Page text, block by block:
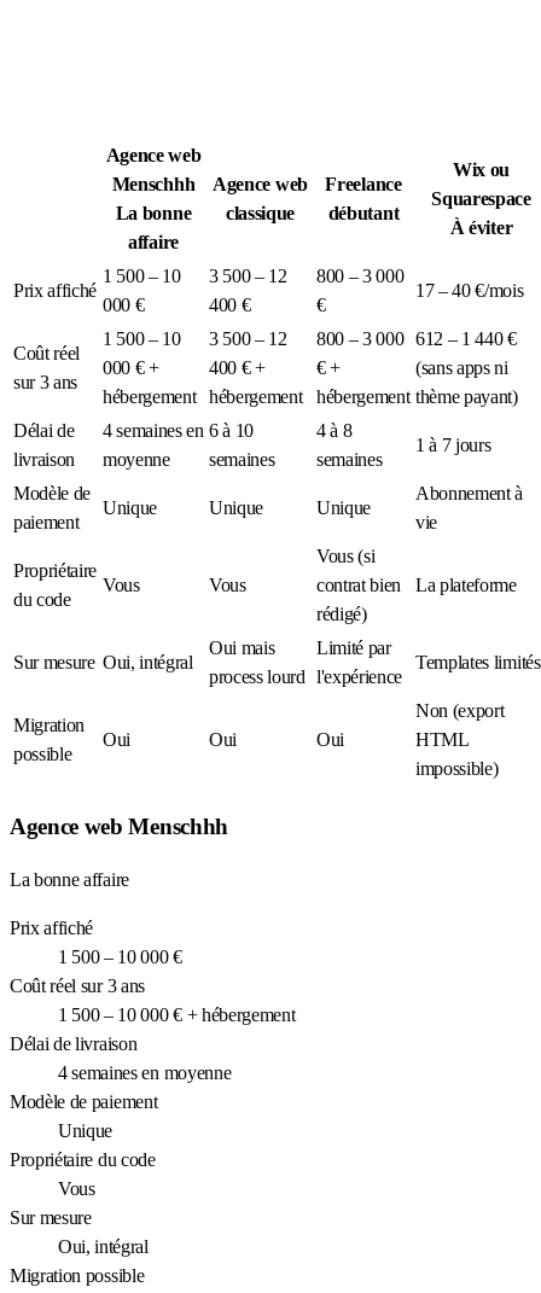
Agence web
Menschhh
La bonne
affaire
Agence web
classique
Freelance
débutant
Wix ou
Squarespace
À éviter
Prix affiché
1 500 – 10
000 €
3 500 – 12
400 €
800 – 3 000
€
17 – 40 €/mois
Coût réel
sur 3 ans
1 500 – 10
000 € +
hébergement
3 500 – 12
400 € +
hébergement
800 – 3 000
€ +
hébergement
612 – 1 440 €
(sans apps ni
thème payant)
Délai de
livraison
4 semaines en
moyenne
6 à 10
semaines
4 à 8
semaines
1 à 7 jours
Modèle de
paiement
Unique Unique Unique
Abonnement à
vie
Propriétaire
du code
Vous Vous
Vous (si
contrat bien
rédigé)
La plateforme
Sur mesure Oui, intégral
Oui mais
process lourd
Limité par
l'expérience
Templates limités
Migration
possible
Oui Oui Oui
Non (export
HTML
impossible)
Agence web Menschhh
La bonne affaire
Prix affiché
1 500 – 10 000 €
Coût réel sur 3 ans
1 500 – 10 000 € + hébergement
Délai de livraison
4 semaines en moyenne
Modèle de paiement
Unique
Propriétaire du code
Vous
Sur mesure
Oui, intégral
Migration possible